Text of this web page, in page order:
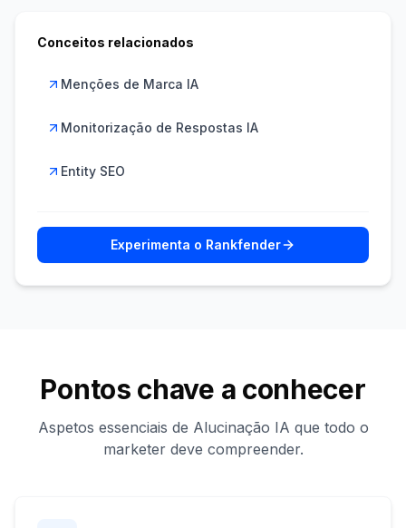
Conceitos relacionados
Menções de Marca IA
Monitorização de Respostas IA
Entity SEO
Experimenta o Rankfender
Pontos chave a conhecer
Aspetos essenciais de Alucinação IA que todo o
marketer deve compreender.